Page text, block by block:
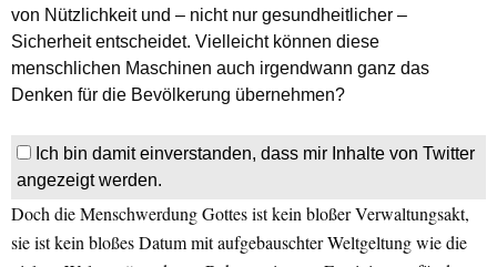
von Nützlichkeit und – nicht nur gesundheitlicher –
Sicherheit entscheidet. Vielleicht können diese
menschlichen Maschinen auch irgendwann ganz das
Denken für die Bevölkerung übernehmen?
Ich bin damit einverstanden, dass mir Inhalte von Twitter
angezeigt werden.
Doch die Menschwerdung Gottes ist kein bloßer Verwaltungsakt,
sie ist kein bloßes Datum mit aufgebauschter Weltgeltung wie die